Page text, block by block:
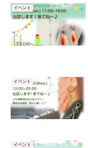
イベント
イベント
イベント